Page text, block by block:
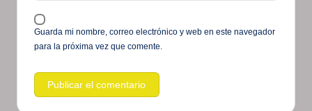
Guarda mi nombre, correo electrónico y web en este navegador
para la próxima vez que comente.